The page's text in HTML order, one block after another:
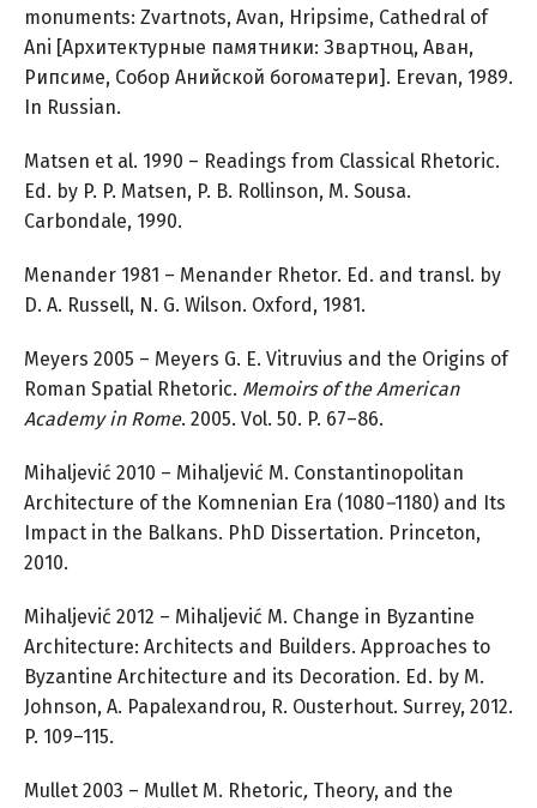
monuments: Zvartnots, Avan, Hripsime, Cathedral of
Ani [Архитектурные памятники: Звартноц, Аван,
Рипсиме, Собор Анийской богоматери]. Erevan, 1989.
In Russian.
Matsen et al. 1990 – Readings from Classical Rhetoric.
Ed. by P. P. Matsen, P. B. Rollinson, M. Sousa.
Carbondale, 1990.
Menander 1981 – Menander Rhetor. Ed. and transl. by
D. A. Russell, N. G. Wilson. Oxford, 1981.
Meyers 2005 – Meyers G. E. Vitruvius and the Origins of
Roman Spatial Rhetoric. Memoirs of the American
Academy in Rome. 2005. Vol. 50. P. 67–86.
Mihaljević 2010 – Mihaljević M. Constantinopolitan
Architecture of the Komnenian Era (1080–1180) and Its
Impact in the Balkans. PhD Dissertation. Princeton,
2010.
Mihaljević 2012 – Mihaljević M. Change in Byzantine
Architecture: Architects and Builders. Approaches to
Byzantine Architecture and its Decoration. Ed. by M.
Johnson, A. Papalexandrou, R. Ousterhout. Surrey, 2012.
P. 109–115.
Mullet 2003 – Mullet M. Rhetoric, Theory, and the